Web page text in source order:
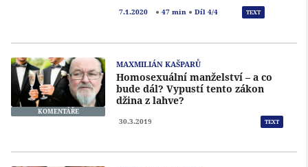
7.1.2020 47 min Díl 4/4 TEXT
KOMENTÁŘE
MAXMILIÁN KAŠPARŮ
Homosexuální manželství – a co
bude dál? Vypustí tento zákon
džina z lahve?
30.3.2019 TEXT